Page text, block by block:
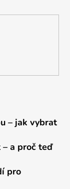
– jak vybrat
a proč teď
pro